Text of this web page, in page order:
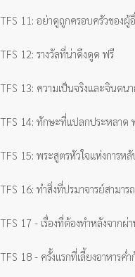
TFS 11: อย่าดูถูกครอบครัวของผู้
TFS 12: รางวัลที่น่าดึงดูด ฟรี
TFS 13: ความเป็นจริงและจินตน
TFS 14: ทักษะที่แปลกประหลาด
TFS 15: พระสูตรหัวใจแห่งการห
TFS 16: ทำสิ่งที่ปรมาจารย์สามาร
TFS 17 - เรื่องที่ต้องทำหลังจากผ่
TFS 18 - ครั้งแรกที่เลี้ยงอาหารค่